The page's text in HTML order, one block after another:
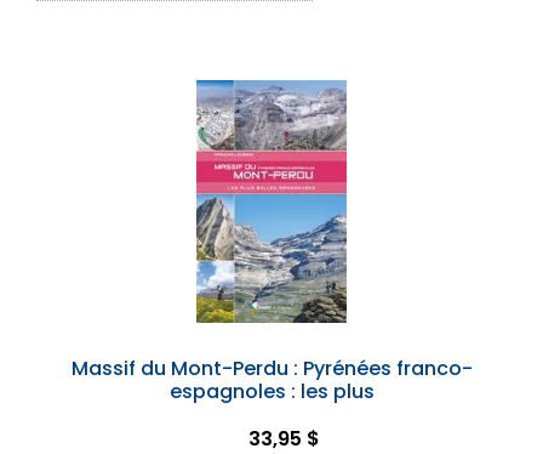
Massif du Mont-Perdu : Pyrénées franco-
espagnoles : les plus
33,95 $